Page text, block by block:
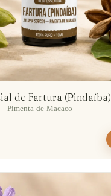
de Fartura (Pindaíba)
Pimenta-de-Macaco